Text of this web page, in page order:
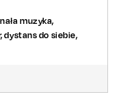
muzyka,
dystans do siebie,